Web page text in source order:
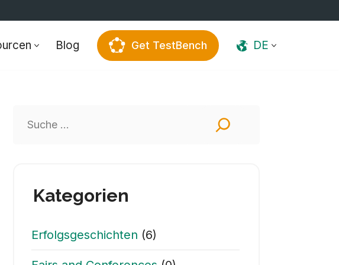
Blog Get TestBench DE
Kategorien
Erfolgsgeschichten (6)